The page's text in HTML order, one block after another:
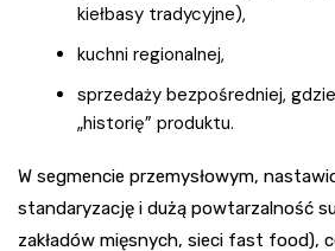
kiełbasy tradycyjne),
kuchni regionalnej,
sprzedaży bezpośredniej,
„historię” produktu.
W segmencie przemysłowym,
standaryzację i dużą powtarzalność
zakładów mięsnych, sieci fast food),